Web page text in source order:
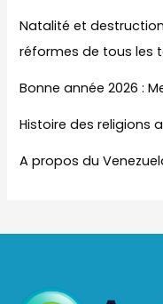
Natalité et
réformes de tous les
Bonne année 2026 :
Histoire des religions
A propos du